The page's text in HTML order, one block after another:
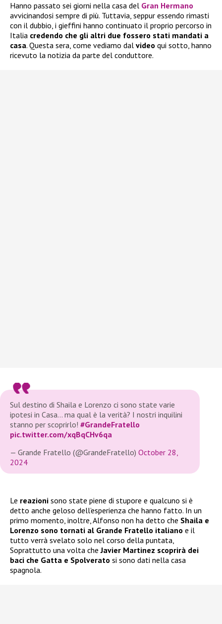
Hanno passato sei giorni nella casa del Gran Hermano
avvicinandosi sempre di più. Tuttavia, seppur essendo rimasti
con il dubbio, i gieffini hanno continuato il proprio percorso in
Italia credendo che gli altri due fossero stati mandati a
casa. Questa sera, come vediamo dal video qui sotto, hanno
ricevuto la notizia da parte del conduttore.
Sul destino di Shaila e Lorenzo ci sono state varie
ipotesi in Casa… ma qual è la verità? I nostri inquilini
stanno per scoprirlo! #GrandeFratello
pic.twitter.com/xqBqCHv6qa
— Grande Fratello (@GrandeFratello) October 28,
2024
Le reazioni sono state piene di stupore e qualcuno si è
detto anche geloso dell’esperienza che hanno fatto. In un
primo momento, inoltre, Alfonso non ha detto che Shaila e
Lorenzo sono tornati al Grande Fratello italiano e il
tutto verrà svelato solo nel corso della puntata,
Soprattutto una volta cheJavier Martinez scoprirà dei
baci che Gatta e Spolverato si sono dati nella casa
spagnola.